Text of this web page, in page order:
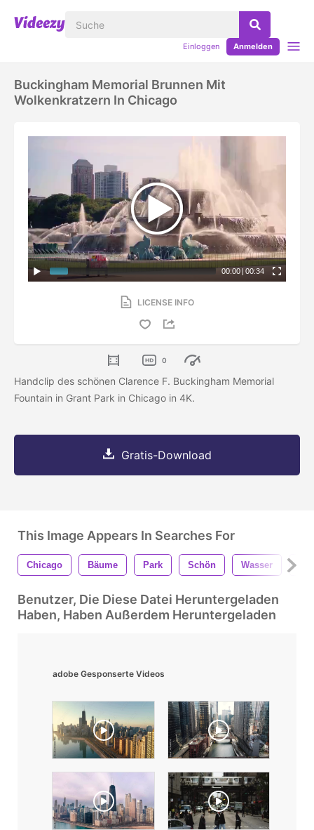
Einloggen Anmelden
Buckingham Memorial Brunnen Mit
Wolkenkratzern In Chicago
00:00 | 00:34
LICENSE INFO
0
Handclip des schönen Clarence F. Buckingham Memorial
Fountain in Grant Park in Chicago in 4K.
Gratis-Download
This Image Appears In Searches For
Chicago Bäume Park Schön Wasser
Benutzer, Die Diese Datei Heruntergeladen
Haben, Haben Außerdem Heruntergeladen
adobe Gesponserte Videos